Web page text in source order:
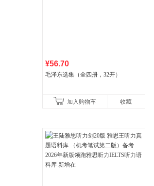
¥56.70
毛泽东选集（全四册，32开）
加入购物车 收藏